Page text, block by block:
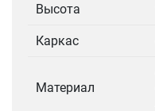
Высота
Каркас
Материал